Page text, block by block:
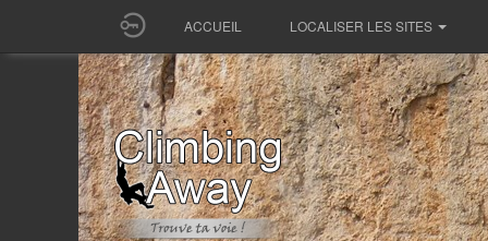
ACCUEIL LOCALISER LES SITES